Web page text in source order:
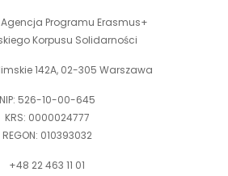
Programu Erasmus+
Korpusu Solidarności
142A, 02-305 Warszawa
NIP: 526-10-00-645
KRS: 0000024777
REGON: 010393032
+48 22 463 11 01